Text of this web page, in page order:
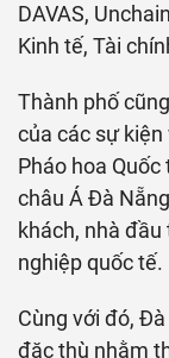
DAVAS,
Kinh tế, Tài
Thành phố
của các sự kiện
Pháo hoa
châu Á Đà
khách, nhà
nghiệp quốc tế.
Cùng với đó,
đặc thù nhằm